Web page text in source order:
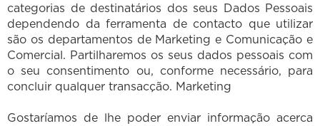
categorias de destinatários dos seus Dados Pessoais
dependendo da ferramenta de contacto que utilizar
são os departamentos de Marketing e Comunicação e
Comercial. Partilharemos os seus dados pessoais com
o seu consentimento ou, conforme necessário, para
concluir qualquer transacção. Marketing
Gostaríamos de lhe poder enviar informação acerca